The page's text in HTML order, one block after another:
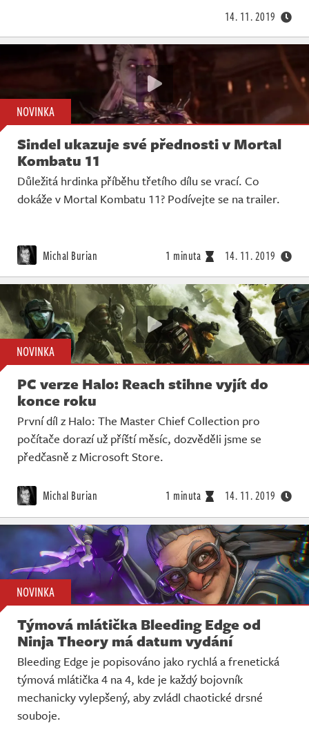
14. 11. 2019
NOVINKA
Sindel ukazuje své přednosti v Mortal
Kombatu 11
Důležitá hrdinka příběhu třetího dílu se vrací. Co
dokáže v Mortal Kombatu 11? Podívejte se na trailer.
Michal Burian 1 minuta 14. 11. 2019
NOVINKA
PC verze Halo: Reach stihne vyjít do
konce roku
První díl z Halo: The Master Chief Collection pro
počítače dorazí už příští měsíc, dozvěděli jsme se
předčasně z Microsoft Store.
Michal Burian 1 minuta 14. 11. 2019
NOVINKA
Týmová mlátička Bleeding Edge od
Ninja Theory má datum vydání
Bleeding Edge je popisováno jako rychlá a frenetická
týmová mlátička 4 na 4, kde je každý bojovník
mechanicky vylepšený, aby zvládl chaotické drsné
souboje.